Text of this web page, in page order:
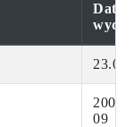
Data
2009-
09